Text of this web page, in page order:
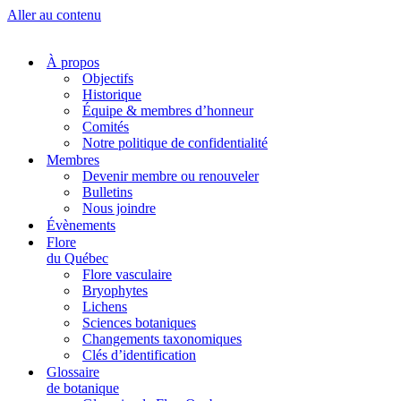
Aller au contenu
À propos
Objectifs
Historique
Équipe & membres d’honneur
Comités
Notre politique de confidentialité
Membres
Devenir membre ou renouveler
Bulletins
Nous joindre
Évènements
Flore
du Québec
Flore vasculaire
Bryophytes
Lichens
Sciences botaniques
Changements taxonomiques
Clés d’identification
Glossaire
de botanique